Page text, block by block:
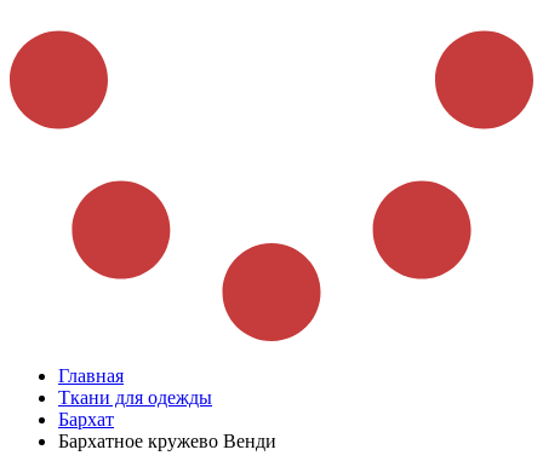
Главная
Ткани для одежды
Бархат
Бархатное кружево Венди